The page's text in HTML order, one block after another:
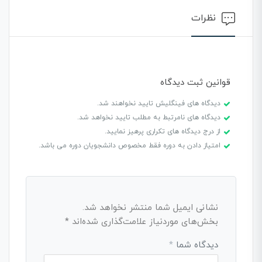
نظرات
قوانین ثبت دیدگاه
دیدگاه های فینگلیش تایید نخواهند شد.
دیدگاه های نامرتبط به مطلب تایید نخواهد شد.
از درج دیدگاه های تکراری پرهیز نمایید.
امتیاز دادن به دوره فقط مخصوص دانشجویان دوره می باشد.
نشانی ایمیل شما منتشر نخواهد شد.
بخش‌های موردنیاز علامت‌گذاری شده‌اند *
دیدگاه شما *